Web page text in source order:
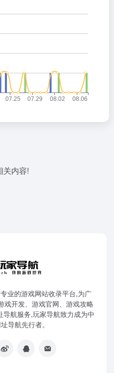
关内容!
业的游戏网站收录平台,为广
戏开发、游戏官网、游戏攻略
航服务,玩家导航致力成为中
导航先行者。